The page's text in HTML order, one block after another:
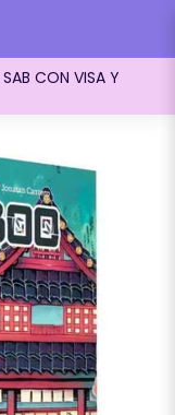
CON VISA Y